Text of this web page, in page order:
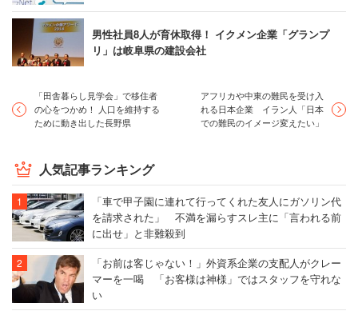
男性社員8人が育休取得！ イクメン企業「グランプ
リ」は岐阜県の建設会社
「田舎暮らし見学会」で移住者
の心をつかめ！ 人口を維持する
ために動き出した長野県
アフリカや中東の難民を受け入
れる日本企業 イラン人「日本
での難民のイメージ変えたい」
人気記事ランキング
「車で甲子園に連れて行ってくれた友人にガソリン代
を請求された」 不満を漏らすスレ主に「言われる前
に出せ」と非難殺到
「お前は客じゃない！」外資系企業の支配人がクレー
マーを一喝 「お客様は神様」ではスタッフを守れな
い